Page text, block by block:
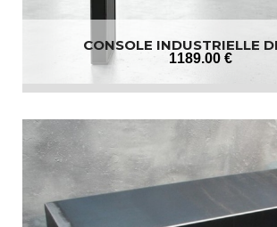
CONSOLE INDUSTRIELLE
1189.00 €